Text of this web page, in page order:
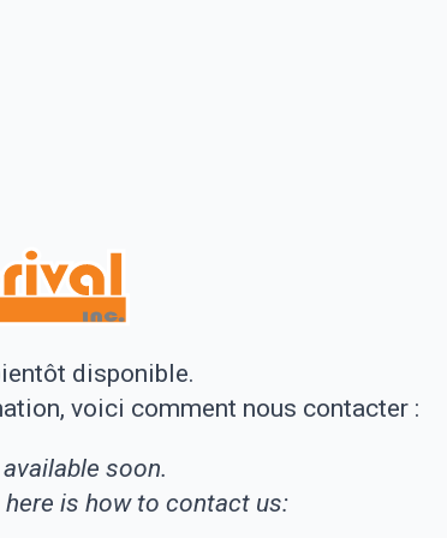
disponible.
voici comment nous contacter :
soon.
is how to contact us: